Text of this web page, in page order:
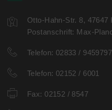
Otto-Hahn-Str. 8, 47647
Postanschrift: Max-
Telefon: 02833 / 9459797
Telefon: 02152 / 6001
Fax: 02152 / 8547